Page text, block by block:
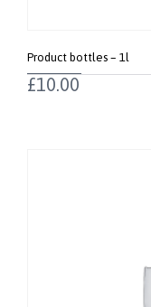
Product bottles – 1l
£10.00